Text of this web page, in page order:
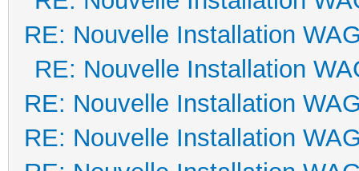
RE: Nouvelle Installation
RE: Nouvelle Installation
RE: Nouvelle Installation
RE: Nouvelle Installation